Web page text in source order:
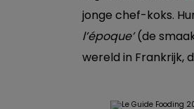
jonge chef-koks.
l’époque’(de
wereld in Frankrijk,